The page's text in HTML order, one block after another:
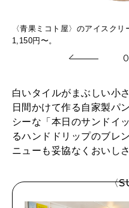
〈青果ミコト屋〉のアイスク
1,150円〜。
白いタイルがまぶしい小
日間かけて作る自家製パ
シーな「本日のサンドイ
るハンドドリップのブレ
ニューも妥協なくおいし
〈